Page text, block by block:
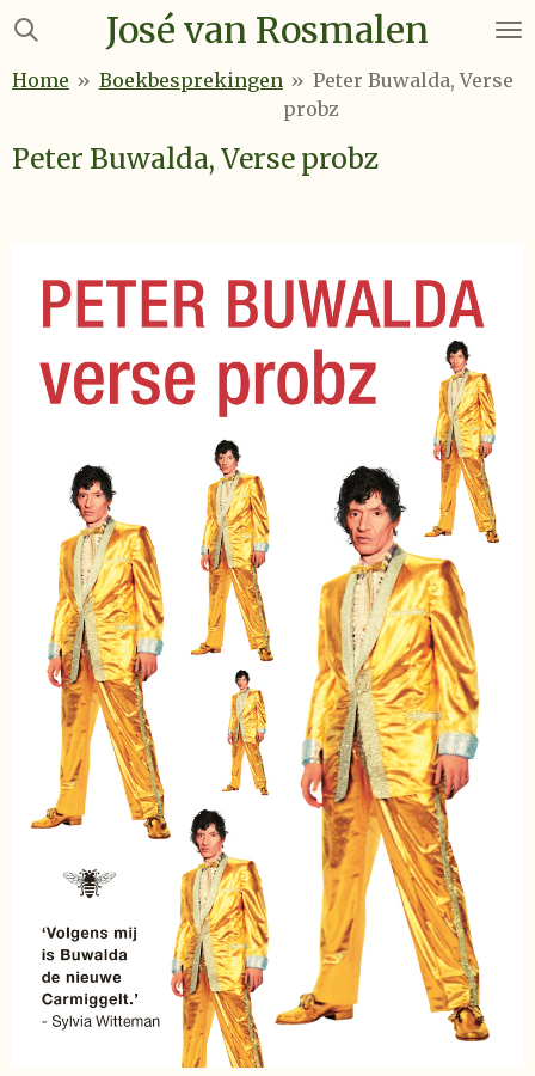
Ga
naar
José van Rosmalen
Home » Boekbesprekingen » Peter Buwalda, Verse
probz
Peter Buwalda, Verse probz